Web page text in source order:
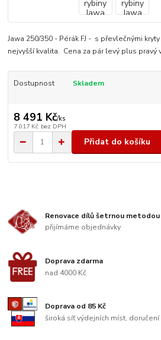
Jawa 250/350 - Pérák FJ - s převlečnými
nejvyšší kvalita. Cena za pár levý plus pravý
Dostupnost Skladem
8 491 Kč/ks
7 017 Kč bez DPH
Přidat do košíku
Renovace dílů šetrnou
přijímáme objednávky
Doprava zdarma
nad 4000 Kč
Doprava od 85 Kč
široká síť výdejních míst,